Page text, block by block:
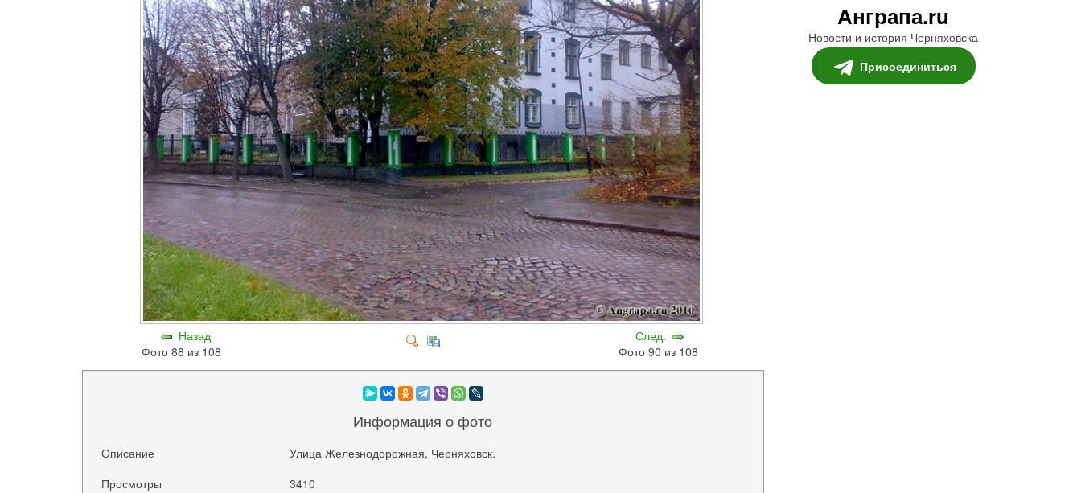
Назад
Фото 88 из 108
След.
Фото 90 из 108
Информация о фото
Описание
Улица Железнодорожная, Черняховск.
Просмотры
3410
Анграпа.ru
Новости и история Черняховска
Присоединиться